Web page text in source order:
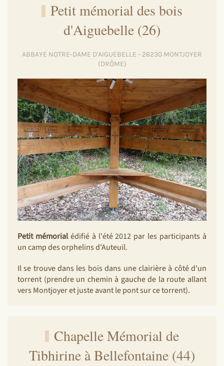
Petit mémorial des bois
d'Aiguebelle (26)
ABBAYE NOTRE-DAME D'AIGUEBELLE - 26230 MONTJOYER
(DRÔME)
Petit mémorialédifié à l'été 2012 par les participants à
un camp des orphelins d'Auteuil.
Il se trouve dans les bois dans une clairière à côté d'un
torrent (prendre un chemin à gauche de la route allant
vers Montjoyer et juste avant le pont sur ce torrent).
Chapelle Mémorial de
Tibhirine à Bellefontaine (44)